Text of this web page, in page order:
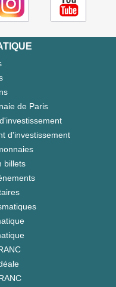
de Paris
d'investissement
billets